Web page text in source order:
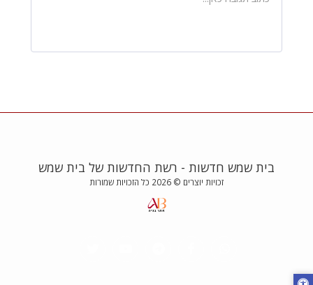
בית שמש חדשות - רשת החדשות של בית שמש
זכויות יוצרים © 2026 כל הזכויות שמורות